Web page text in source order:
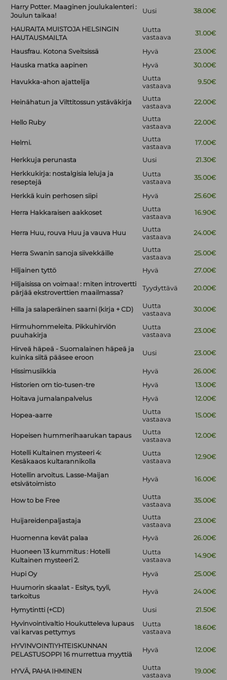
Harry Potter. Maaginen joulukalenteri :
Joulun taikaa!
Uusi 38.00€
HAURAITA MUISTOJA HELSINGIN
HAUTAUSMAILTA
Uutta
vastaava
31.00€
Hausfrau. Kotona Sveitsissä Hyvä
23.00€
Hauska matka aapinen
Hyvä 30.00€
Havukka-ahon ajattelija
Uutta
vastaava
9.50€
Heinähatun ja Vilttitossun ystäväkirja
Uutta
vastaava
22.00€
Hello Ruby
Uutta
vastaava
22.00€
Helmi.
Uutta
vastaava
17.00€
Herkkuja perunasta Uusi
21.30€
Herkkukirja: nostalgisia leluja ja
reseptejä
Uutta
vastaava
35.00€
Herkkä kuin perhosen siipi Hyvä 25.60€
Herra Hakkaraisen aakkoset
Uutta
vastaava
16.90€
Herra Huu, rouva Huu ja vauva Huu
Uutta
vastaava
24.00€
Herra Swanin sanoja siivekkäille
Uutta
vastaava
25.00€
Hiljainen tyttö Hyvä
27.00€
Hiljaisissa on voimaa! : miten introvertti
pärjää ekstroverttien maailmassa?
Tyydyttävä 20.00€
Hilla ja salaperäinen saarni (kirja + CD)
Uutta
vastaava
30.00€
Hirmuhommeleita. Pikkuhirviön
puuhakirja
Uutta
vastaava
23.00€
Hirveä häpeä - Suomalainen häpeä ja
kuinka siitä pääsee eroon
Uusi 23.00€
Hissimusiikkia Hyvä
26.00€
Historien om tio-tusen-tre
Hyvä
13.00€
Hoitava jumalanpalvelus
Hyvä 12.00€
Hopea-aarre
Uutta
vastaava
15.00€
Hopeisen hummerihaarukan tapaus
Uutta
vastaava
12.00€
Hotelli Kultainen mysteeri 4:
Kesäkaaos kultarannikolla
Uutta
vastaava
12.90€
Hotellin arvoitus. Lasse-Maijan
etsivätoimisto
Hyvä 16.00€
How to be Free
Uutta
vastaava
35.00€
Huijareidenpaljastaja
Uutta
vastaava
23.00€
Huomenna kevät palaa Hyvä
26.00€
Huoneen 13 kummitus : Hotelli
Kultainen mysteeri 2.
Uutta
vastaava
14.90€
Hupi Oy Hyvä
25.00€
Huumorin skaalat - Esitys, tyyli,
tarkoitus
Hyvä 24.00€
Hymytintti (+CD) Uusi
21.50€
Hyvinvointivaltio Houkutteleva lupaus
vai karvas pettymys
Uutta
vastaava
18.60€
HYVINVOINTIYHTEISKUNNAN
PELASTUSOPPI 16 murrettua myyttiä
Hyvä 12.00€
HYVÄ, PAHA IHMINEN
Uutta
vastaava
19.00€